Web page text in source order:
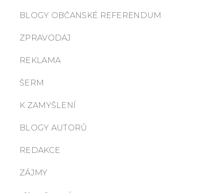
BLOGY OBČANSKÉ REFERENDUM
ZPRAVODAJ
REKLAMA
ŠERM
K ZAMYŠLENÍ
BLOGY AUTORŮ
REDAKCE
ZÁJMY